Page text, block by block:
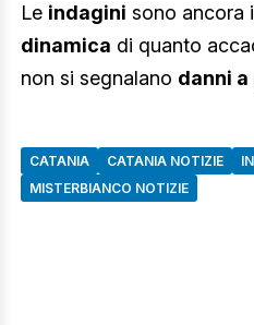
Le indagini sono ancora
dinamica di quanto
non si segnalano danni
CATANIA CATANIA NOTIZIE
MISTERBIANCO NOTIZIE